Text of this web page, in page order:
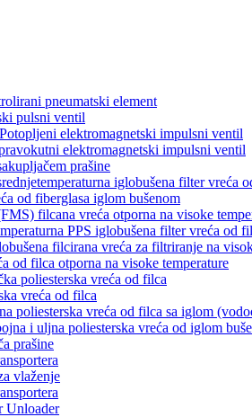
pneumatski element
pulsni ventil
elektromagnetski impulsni ventil
elektromagnetski impulsni ventil
prašine
iglobušena filter vreća
od fiberglasa iglom bušenom
filcana vreća otporna na visoke
PPS iglobušena filter vreća od
filcirana vreća za filtriranje na
od filca otporna na visoke temperature
poliesterska vreća od filca
vreća od filca
poliesterska vreća od filca sa iglom
i uljna poliesterska vreća od iglom
prašine
vlaženje
Unloader